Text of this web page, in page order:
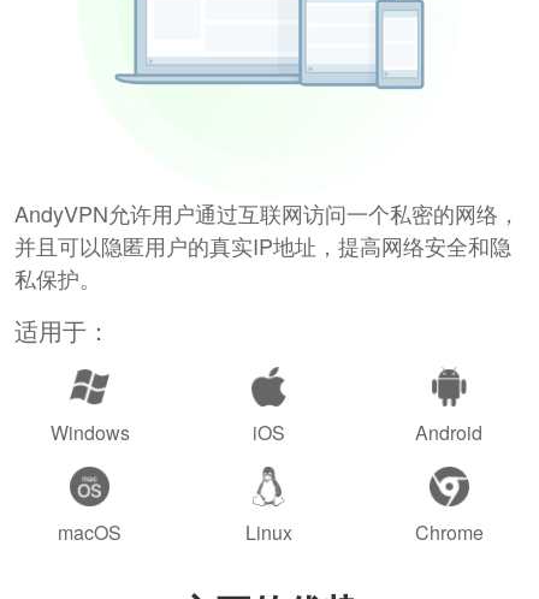
AndyVPN允许用户通过互联网访问一个私密的网络，
并且可以隐匿用户的真实IP地址，提高网络安全和隐
私保护。
适用于：
Windows iOS Android
macOS Linux Chrome